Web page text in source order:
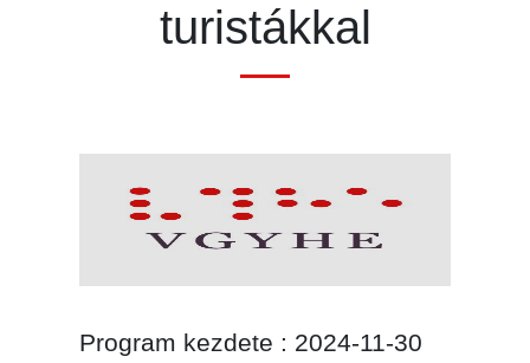
turistákkal
Program kezdete : 2024-11-30